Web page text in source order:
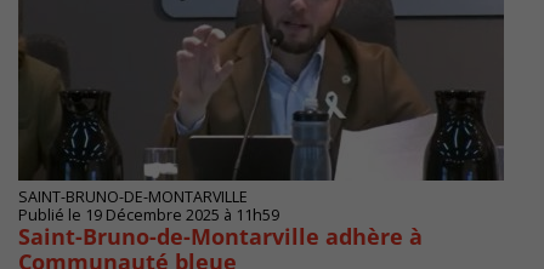
SAINT-BRUNO-DE-MONTARVILLE
Publié le 19 Décembre 2025 à 11h59
Saint-Bruno-de-Montarville adhère à
Communauté bleue